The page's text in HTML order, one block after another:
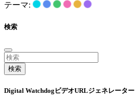
テーマ:
検索
検索
Digital WatchdogビデオURLジェネレーター